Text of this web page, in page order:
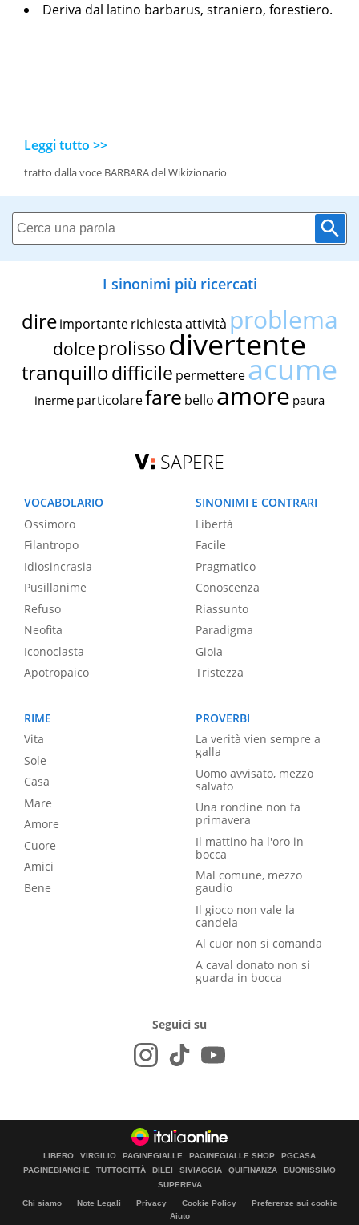
Deriva dal latino barbarus, straniero, forestiero.
Leggi tutto >>
tratto dalla voce BARBARA del Wikizionario
I sinonimi più ricercati
dire importante richiestaattività problema
dolce prolissodivertente
tranquillodifficile permettereacume
inerme particolarefare bello amore paura
SAPERE
VOCABOLARIO
Ossimoro
Filantropo
Idiosincrasia
Pusillanime
Refuso
Neofita
Iconoclasta
Apotropaico
SINONIMI E CONTRARI
Libertà
Facile
Pragmatico
Conoscenza
Riassunto
Paradigma
Gioia
Tristezza
RIME
Vita
Sole
Casa
Mare
Amore
Cuore
Amici
Bene
PROVERBI
La verità vien sempre a
galla
Uomo avvisato, mezzo
salvato
Una rondine non fa
primavera
Il mattino ha l'oro in
bocca
Mal comune, mezzo
gaudio
Il gioco non vale la
candela
Al cuor non si comanda
A caval donato non si
guarda in bocca
Seguici su
LIBERO VIRGILIO PAGINEGIALLE PAGINEGIALLE SHOP
PGCASA
PAGINEBIANCHE
TUTTOCITTÀ DILEI SIVIAGGIA QUIFINANZA
BUONISSIMO
SUPEREVA
Chi siamo Note Legali Privacy Cookie Policy
Preferenze sui cookie
Aiuto